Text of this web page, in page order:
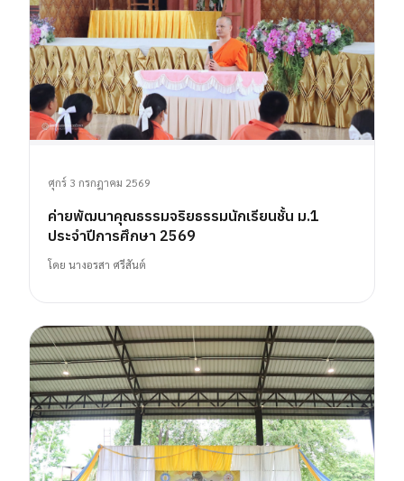
ศุกร์ 3 กรกฎาคม 2569
ค่ายพัฒนาคุณธรรมจริยธรรมนักเรียนชั้น ม.1
ประจำปีการศึกษา 2569
โดย นางอรสา ศรีสันต์